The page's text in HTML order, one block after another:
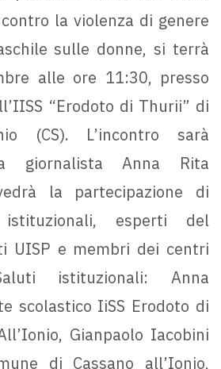
la violenza di genere
sulle donne, si terrà
alle ore 11:30, presso
“Erodoto di Thurii” di
(CS). L’incontro sarà
giornalista Anna Rita
la partecipazione di
istituzionali, esperti del
UISP e membri dei centri
istituzionali: Anna
scolastico IiSS Erodoto di
Gianpaolo Iacobini
di Cassano all’Ionio,